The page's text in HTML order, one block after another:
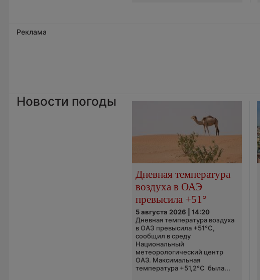
Реклама
Новости погоды
Дневная температура
воздуха в ОАЭ
превысила +51°
5 августа 2026 | 14:20
Дневная температура воздуха
в ОАЭ превысила +51°C,
сообщил в среду
Национальный
метеорологический центр
ОАЭ. Максимальная
температура +51,2°C была...